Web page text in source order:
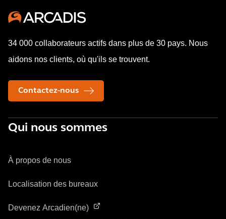
34 000 collaborateurs actifs dans plus de 30 pays. Nous
aidons nos clients, où qu'ils se trouvent.
Contactez-nous
Qui nous sommes
À propos de nous
Localisation des bureaux
Devenez Arcadien(ne)